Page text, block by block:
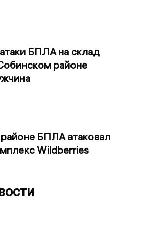
БПЛА на склад
районе
БПЛА атаковал
Wildberries